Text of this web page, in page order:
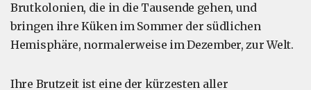
Brutkolonien, die in die Tausende gehen, und
bringen ihre Küken im Sommer der südlichen
Hemisphäre, normalerweise im Dezember, zur Welt.
Ihre Brutzeit ist eine der kürzesten aller